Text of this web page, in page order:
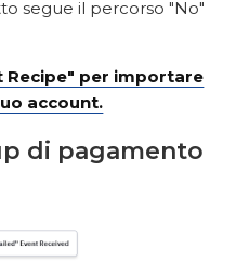
segue il percorso "No"
Recipe" per importare
account.
di pagamento